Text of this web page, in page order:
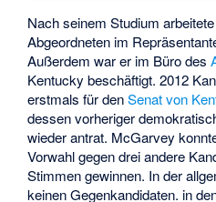
Nach seinem Studium
Abgeordneten im
Außerdem war er im Büro des
Kentucky beschäftigt. 2012
erstmals für denSenat von
dessen vorheriger
wieder antrat. McGarvey
Vorwahl gegen drei andere
Stimmen gewinnen. In der
keinen Gegenkandidaten. in